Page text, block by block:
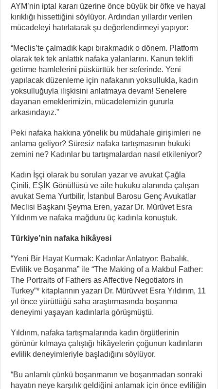
AYM’nin iptal kararı üzerine önce büyük bir öfke ve hayal
kırıklığı hissettiğini söylüyor. Ardından yıllardır verilen
mücadeleyi hatırlatarak şu değerlendirmeyi yapıyor:
“Meclis’te çalmadık kapı bırakmadık o dönem. Platform
olarak tek tek anlattık nafaka yalanlarını. Kanun teklifi
getirme hamlelerini püskürttük her seferinde. Yeni
yapılacak düzenleme için nafakanın yoksullukla, kadın
yoksulluğuyla ilişkisini anlatmaya devam! Senelere
dayanan emeklerimizin, mücadelemizin gururla
arkasındayız.”
Peki nafaka hakkına yönelik bu müdahale girişimleri ne
anlama geliyor? Süresiz nafaka tartışmasının hukuki
zemini ne? Kadınlar bu tartışmalardan nasıl etkileniyor?
Kadın İşçi olarak bu soruları yazar ve avukat Çağla
Çinili, EŞİK Gönüllüsü ve aile hukuku alanında çalışan
avukat Sema Yurtbilir, İstanbul Barosu Genç Avukatlar
Meclisi Başkanı Şeyma Eren, yazar Dr. Mürüvet Esra
Yıldırım ve nafaka mağduru üç kadınla konuştuk.
Türkiye’nin nafaka hikâyesi
“Yeni Bir Hayat Kurmak: Kadınlar Anlatıyor: Babalık,
Evlilik ve Boşanma” ile “The Making of a Makbul Father:
The Portraits of Fathers as Affective Negotiators in
Turkey”* kitaplarının yazarı Dr. Mürüvvet Esra Yıldırım, 11
yıl önce yürüttüğü saha araştırmasında boşanma
deneyimi yaşayan kadınlarla görüşmüştü.
Yıldırım, nafaka tartışmalarında kadın örgütlerinin
görünür kılmaya çalıştığı hikâyelerin çoğunun kadınların
evlilik deneyimleriyle başladığını söylüyor.
“Bu anlamlı çünkü boşanmanın ve boşanmadan sonraki
hayatın neye karşılık geldiğini anlamak için önce evliliğin